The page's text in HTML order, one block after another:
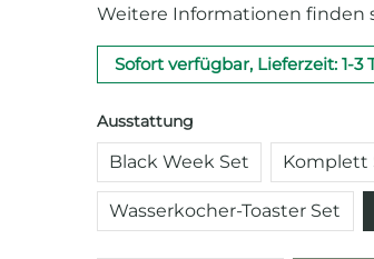
Weitere Informationen finden
Sofort verfügbar, Lieferzeit: 1-3
Ausstattung
Black Week Set Komplett
Wasserkocher-Toaster Set